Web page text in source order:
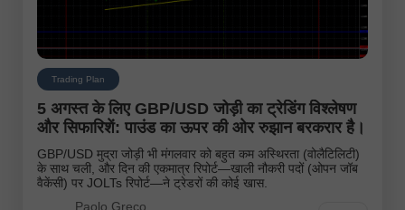
Trading Plan
5 अगस्त के लिए GBP/USD जोड़ी का ट्रेडिंग विश्लेषण
और सिफारिशें: पाउंड का ऊपर की ओर रुझान बरकरार है।
GBP/USD मुद्रा जोड़ी भी मंगलवार को बहुत कम अस्थिरता (वोलैटिलिटी)
के साथ चली, और दिन की एकमात्र रिपोर्ट—खाली नौकरी पदों (ओपन जॉब
वैकेंसी) पर JOLTs रिपोर्ट—ने ट्रेडरों की कोई खास.
Paolo Greco